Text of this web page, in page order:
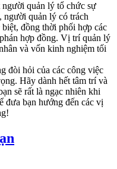
quản lý tổ chức sự
quản lý có trách
đồng thời phối hợp các
hợp đồng. Vị trí quản lý
và vốn kinh nghiệm tối
đòi hỏi của các công việc
Hãy dành hết tâm trí và
sẽ rất là ngạc nhiên khi
đưa bạn hướng đến các vị